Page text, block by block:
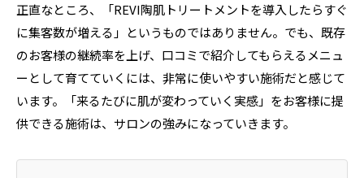
正直なところ、「REVI陶肌トリートメントを導入したらすぐ
に集客数が増える」というものではありません。でも、既存
のお客様の継続率を上げ、口コミで紹介してもらえるメニュ
ーとして育てていくには、非常に使いやすい施術だと感じて
います。「来るたびに肌が変わっていく実感」をお客様に提
供できる施術は、サロンの強みになっていきます。